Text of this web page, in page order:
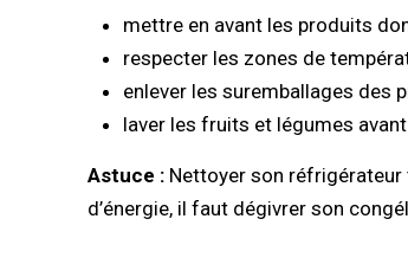
mettre en avant les produits
respecter les zones de
enlever les suremballages des
laver les fruits et légumes
Astuce : Nettoyer son réfrigérateur
d’énergie, il faut dégivrer son